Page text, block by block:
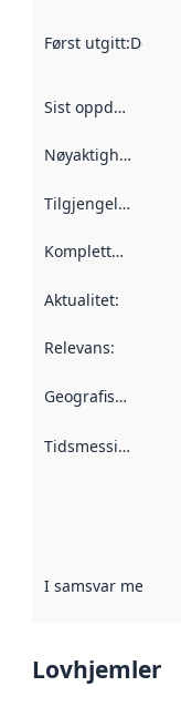
Først utgitt:
Sist oppdatert
Nøyaktighet
Tilgjengelighet
Kompletthet
Aktualitet:
Relevans:
Geografisk avgrensning
Tidsmessig avgrensning
I samsvar med
Lovhjemler